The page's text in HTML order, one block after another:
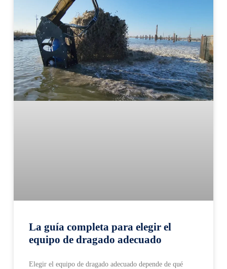
La guía completa para elegir el
equipo de dragado adecuado
Elegir el equipo de dragado adecuado depende de qué